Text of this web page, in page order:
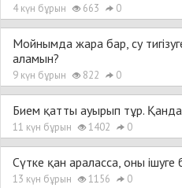
4 күн бұрын 663 0
Мойнымда жара бар, су
аламын?
9 күн бұрын 822 0
Бием қатты ауырып тұр.
11 күн бұрын 1402 0
Сүтке қан араласса, оны ішуге
13 күн бұрын 1156 0